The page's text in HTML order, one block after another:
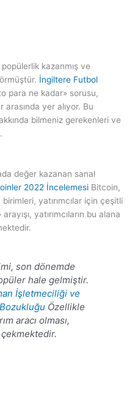
kazanmış ve
İngiltere Futbol
para ne kadar» sorusu,
arasında yer alıyor. Bu
bilmeniz gerekenleri ve
değer kazanan sanal
2022 İncelemesi Bitcoin,
yatırımcılar için çeşitli
yatırımcıların bu alana
son dönemde
hale gelmiştir.
İşletmeciliği ve
BozukluğuÖzellikle
aracı olması,